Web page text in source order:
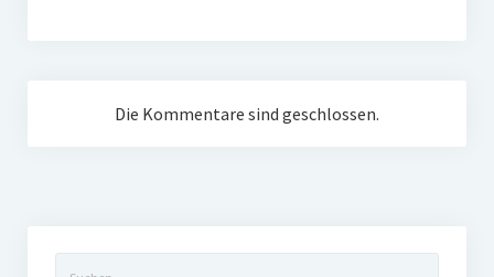
Die Kommentare sind geschlossen.